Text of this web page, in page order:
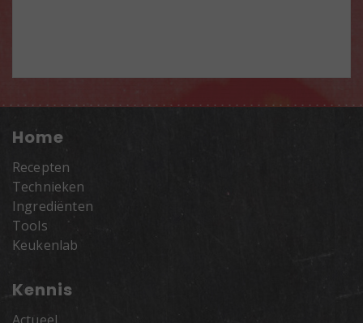
Home
Recepten
Technieken
Ingrediënten
Tools
Keukenlab
Kennis